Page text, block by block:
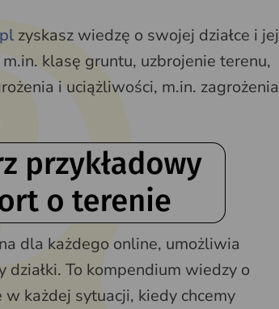
zyskasz wiedzę o swojej działce i jej
klasę gruntu, uzbrojenie terenu,
i uciążliwości, m.in. zagrożenia
dla każdego online, umożliwia
To kompendium wiedzy o
każdej sytuacji, kiedy chcemy